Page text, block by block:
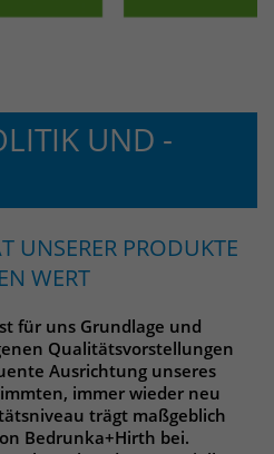
UND -
UNSERER PRODUKTE
WERT
für uns Grundlage und
Qualitätsvorstellungen
Ausrichtung unseres
immer wieder neu
trägt maßgeblich
Bedrunka+Hirth bei.
Die Daten werde lokal
Das Cookie wird verwendet,
, Sitzungs- und
zu berechnen und
der Website für den
der Website zu